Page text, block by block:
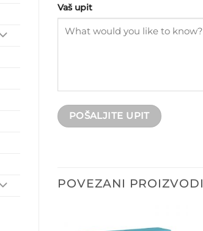
Vaš upit
POVEZANI PROIZVODI